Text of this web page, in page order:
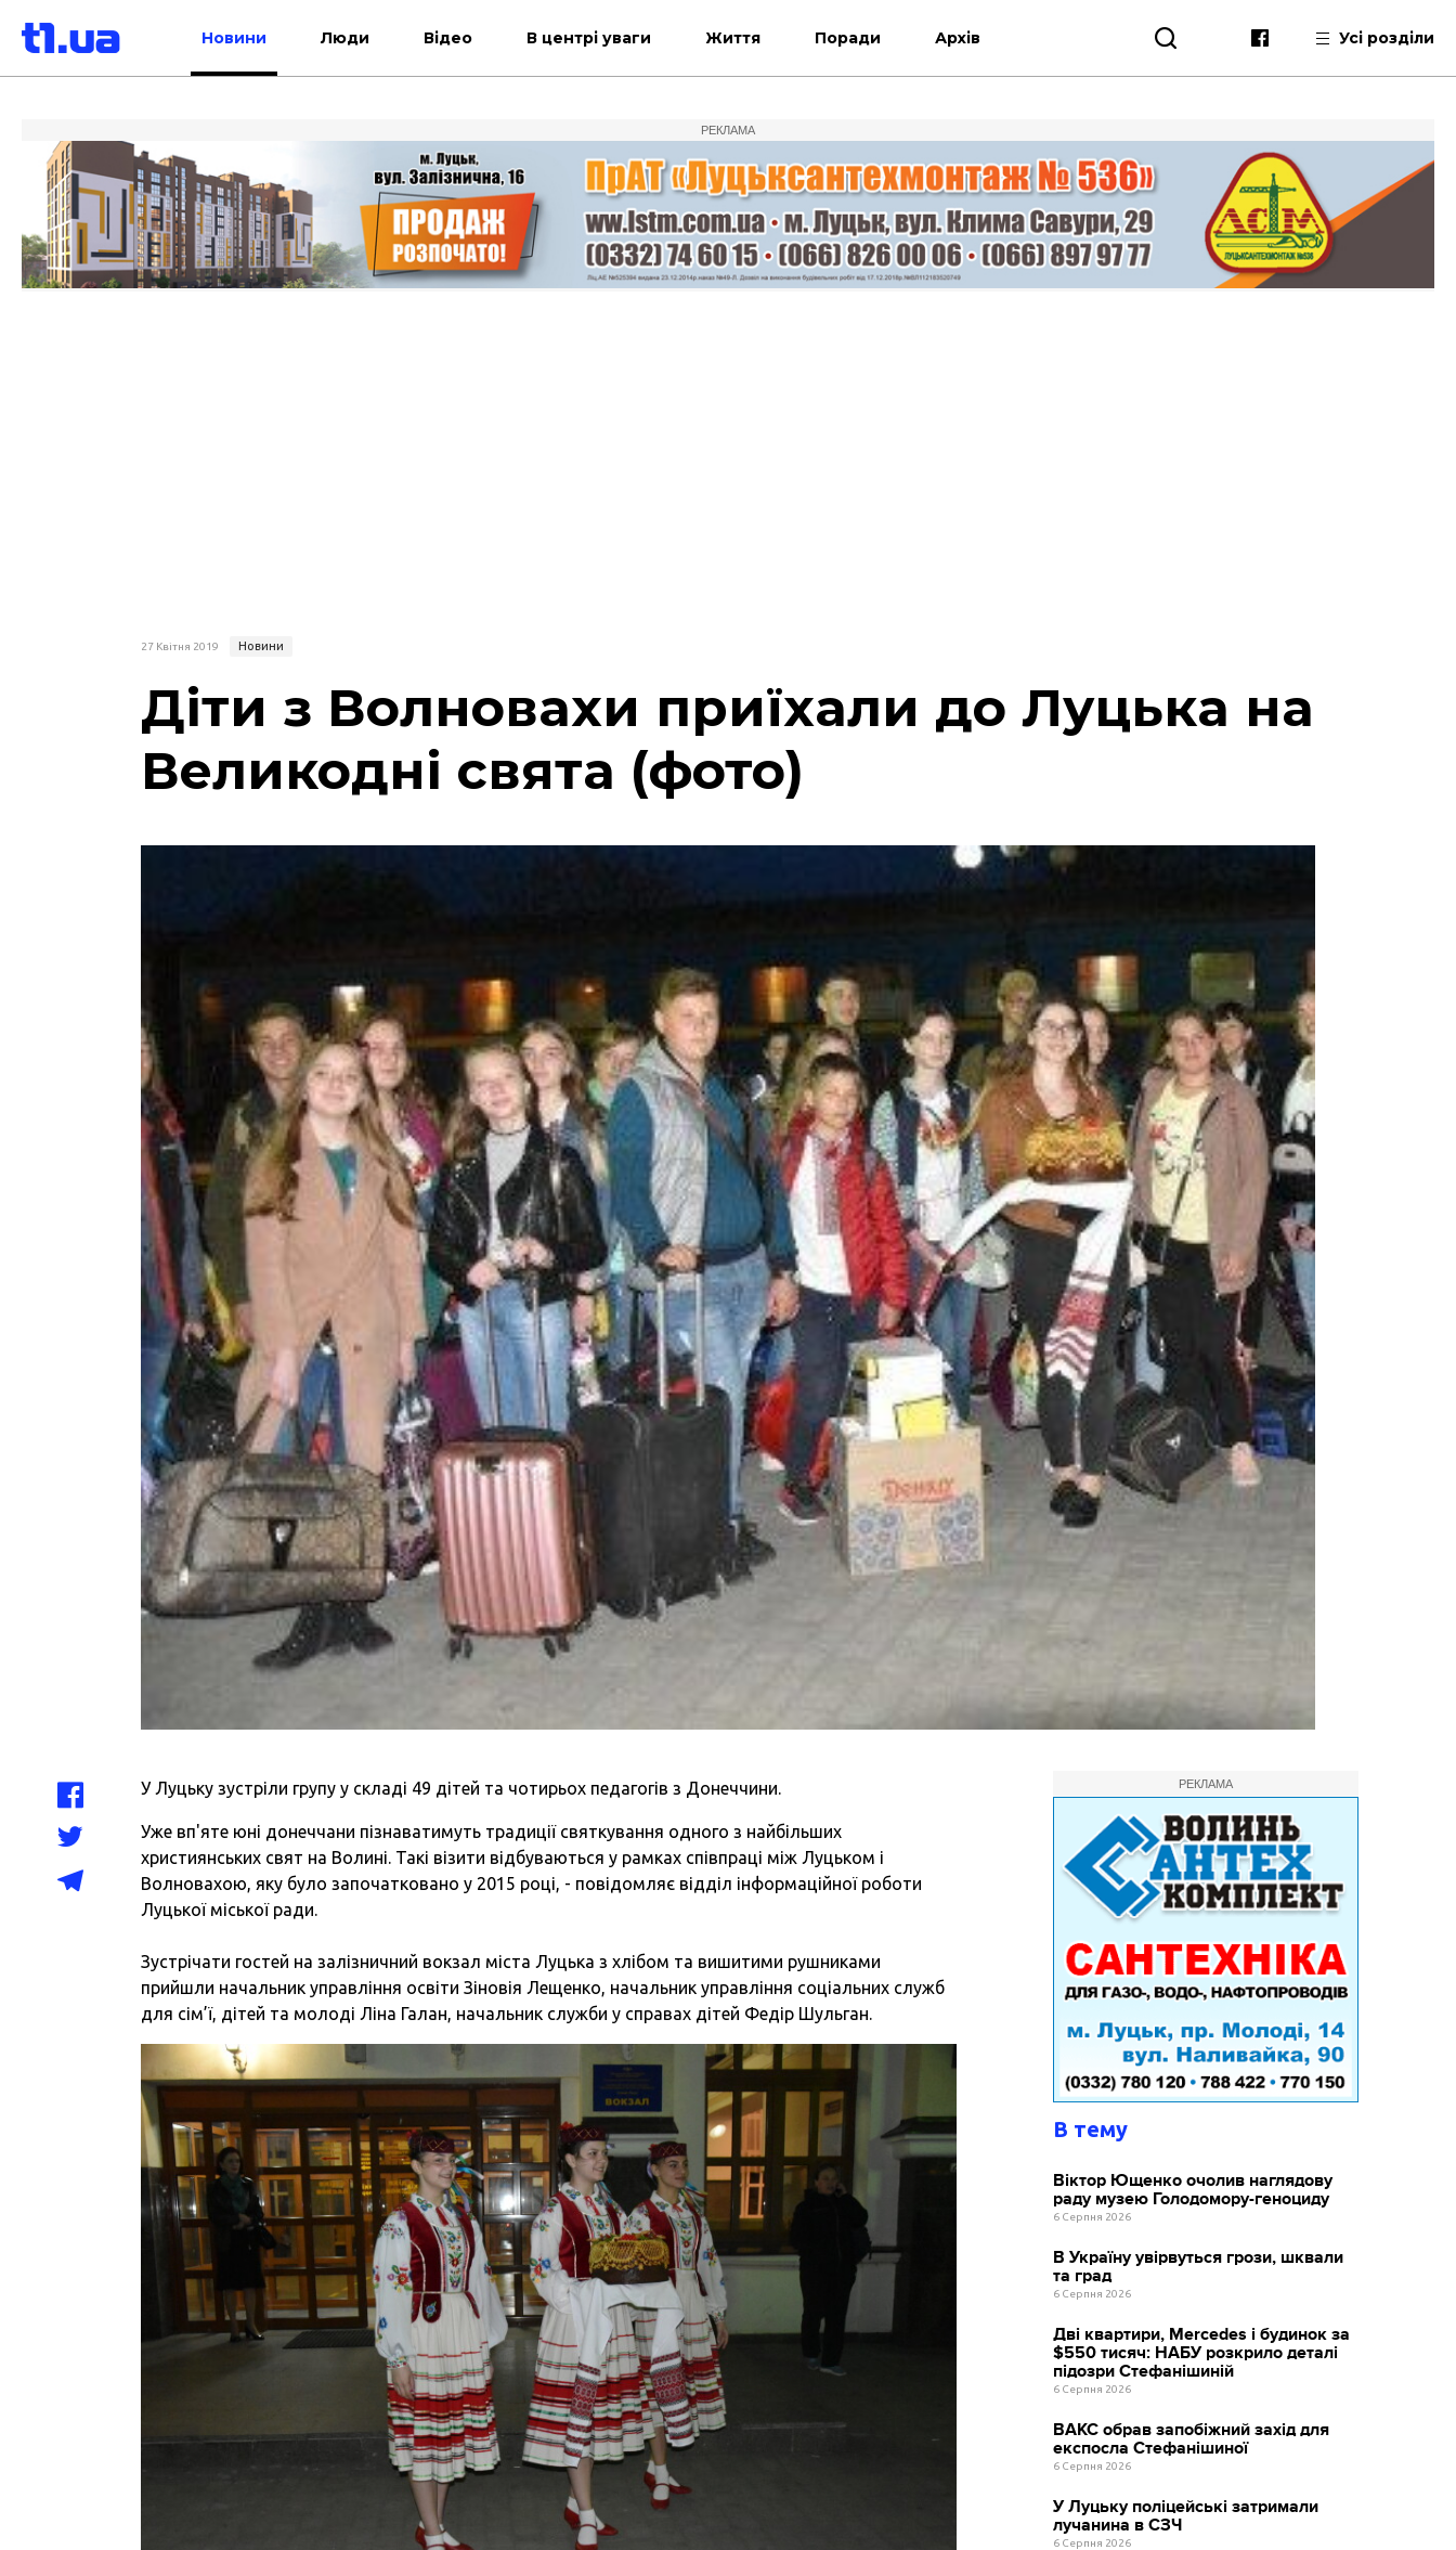
Новини Люди Відео В центрі уваги Життя Поради Архів Усі розділи
РЕКЛАМА
27 Квітня 2019 Новини
Діти з Волновахи приїхали до Луцька на
Великодні свята (фото)
У Луцьку зустріли групу у складі 49 дітей та чотирьох педагогів з Донеччини.
Уже вп'яте юні донеччани пізнаватимуть традиції святкування одного з найбільших
християнських свят на Волині. Такі візити відбуваються у рамках співпраці між Луцьком і
Волновахою, яку було започатковано у 2015 році, - повідомляє відділ інформаційної роботи
Луцької міської ради.
Зустрічати гостей на залізничний вокзал міста Луцька з хлібом та вишитими рушниками
прийшли начальник управління освіти Зіновія Лещенко, начальник управління соціальних служб
для сім’ї, дітей та молоді Ліна Галан, начальник служби у справах дітей Федір Шульган.
РЕКЛАМА
В тему
Віктор Ющенко очолив наглядову
раду музею Голодомору-геноциду
6 Серпня 2026
В Україну увірвуться грози, шквали
та град
6 Серпня 2026
Дві квартири, Mercedes і будинок за
$550 тисяч: НАБУ розкрило деталі
підозри Стефанішиній
6 Серпня 2026
ВАКС обрав запобіжний захід для
експосла Стефанішиної
6 Серпня 2026
У Луцьку поліцейські затримали
лучанина в СЗЧ
6 Серпня 2026